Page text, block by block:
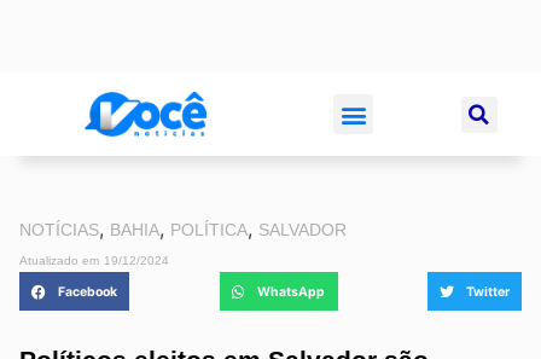
NOTÍCIAS, BAHIA, POLÍTICA, SALVADOR
Atualizado em 19/12/2024
Facebook WhatsApp Twitter